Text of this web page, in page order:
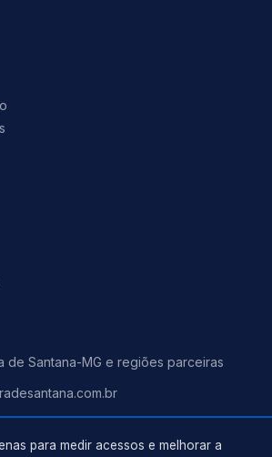
de Santana-MG e regiões parceiras
para medir acessos e melhorar a